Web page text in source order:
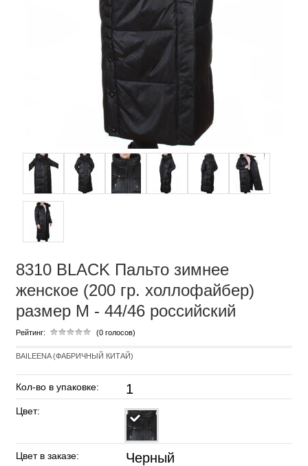
8310 BLACK Пальто зимнее
женское (200 гр. холлофайбер)
размер M - 44/46 российский
Рейтинг: (0 голосов)
BAILEENA (ФАБРИЧНЫЙ КИТАЙ)
Кол-во в упаковке: 1
Цвет:
Цвет в заказе: Черный